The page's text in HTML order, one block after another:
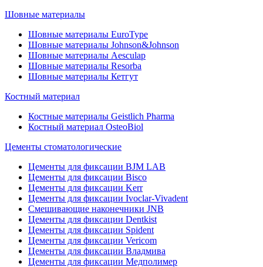
Шовные материалы
Шовные материалы EuroType
Шовные материалы Johnson&Johnson
Шовные материалы Aesculap
Шовные материалы Resorba
Шовные материалы Кетгут
Костный материал
Костные материалы Geistlich Pharma
Костный материал OsteoBiol
Цементы стоматологические
Цементы для фиксации BJM LAB
Цементы для фиксации Bisco
Цементы для фиксации Kerr
Цементы для фиксации Ivoclar-Vivadent
Смешивающие наконечники JNB
Цементы для фиксации Dentkist
Цементы для фиксации Spident
Цементы для фиксации Vericom
Цементы для фиксации Владмива
Цементы для фиксации Медполимер